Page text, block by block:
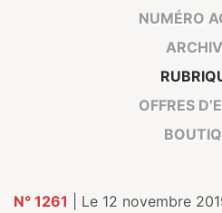
NUMÉRO
OFFRES
N° 1261 | Le 12 novembre